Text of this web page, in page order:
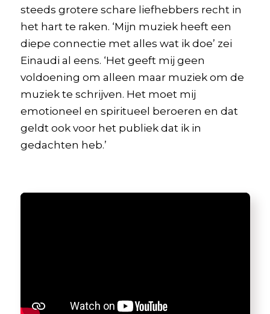
steeds grotere schare liefhebbers recht in
het hart te raken. ‘Mijn muziek heeft een
diepe connectie met alles wat ik doe’ zei
Einaudi al eens. ‘Het geeft mij geen
voldoening om alleen maar muziek om de
muziek te schrijven. Het moet mij
emotioneel en spiritueel beroeren en dat
geldt ook voor het publiek dat ik in
gedachten heb.’